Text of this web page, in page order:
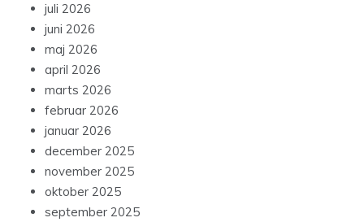
juli 2026
juni 2026
maj 2026
april 2026
marts 2026
februar 2026
januar 2026
december 2025
november 2025
oktober 2025
september 2025